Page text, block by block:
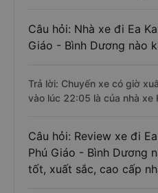
Câu hỏi: Nhà xe đi Ea
Giáo - Bình Dương nào
Trả lời: Chuyến xe có giờ
vào lúc 22:05 là của nhà xe
Câu hỏi: Review xe đi
Phú Giáo - Bình Dương
tốt, xuất sắc, cao cấp